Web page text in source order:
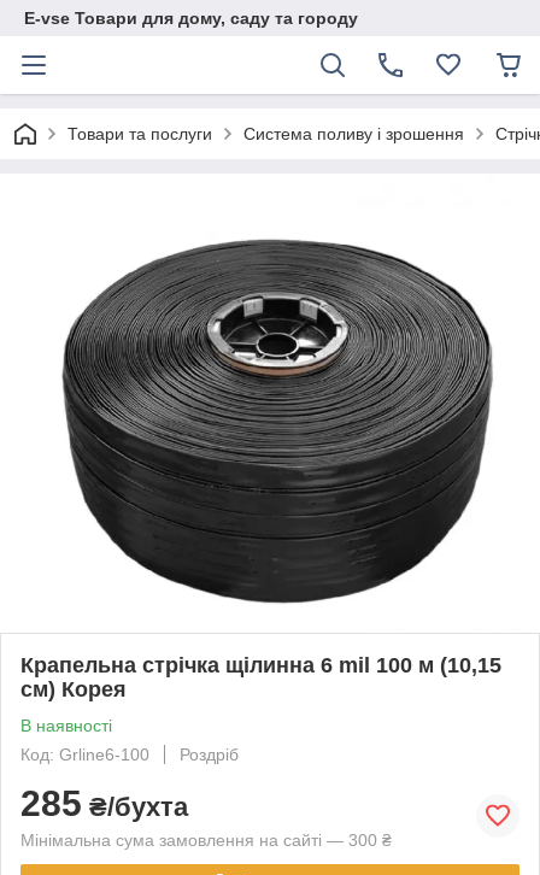
E-vse Товари для дому, саду та городу
Товари та послуги Система поливу і зрошення
Крапельна стрічка щілинна 6 mil 100 м (10,15
см) Корея
В наявності
Код: Grline6-100
Роздріб
285 ₴/бухта
Мінімальна сума замовлення на сайті — 300 ₴